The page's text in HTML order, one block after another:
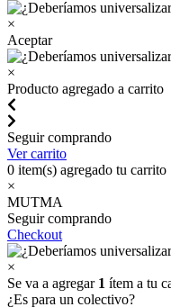
×
Aceptar
×
Producto agregado a carrito
Seguir comprando
Ver carrito
0 item(s) agregado tu carrito
×
MUTMA
Seguir comprando
Checkout
×
Se va a agregar 1 ítem a tu
¿Es para un colectivo?